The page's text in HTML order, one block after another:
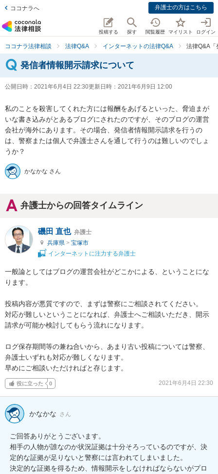
ココナラへ 弁護士の方はこちら
投稿する 探す 閲覧履歴 マイリスト ログイン
ココナラ法律相談 法律Q&A インターネットの法律Q&A 法律Q&A「
発信者情報開示請求について
公開日時： 2021年6月4日 22:30更新日時： 2021年6月9日 12:00
私のことを殺害してくれた方には報酬をあげるといった、脅迫まが
いな書き込みがとあるブログにされたのですが、そのブログの運営
会社が海外にあります。その場合、発信者情報開示請求を行うの
は、警察または個人で弁護士さんを通して行うのは難しいのでしょ
うか？
かなかな さん
弁護士からの回答タイムライン
磯田 直也 弁護士
兵庫県 > 宝塚市
インターネットに注力する弁護士
一般論としてはブログの運営会社がどこかによる、ということにな
ります。
投稿内容が悪質ですので、まずは警察にご相談されてください。
対応が難しいということになれば、弁護士へご相談いただき、開示
請求が可能か検討してもらう流れになります。
ログ保存期間等の兼ね合いから、あまり古い投稿については警察、
弁護士いずれも対応が難しくなります。
早めにご相談いただければと存じます。
役に立った 0 2021年6月4日 22:30
かなかな さん
ご回答ありがとうございます。
相手の人物が誰なのか状況証拠は十分そろっているのですが、決
定的な証拠が足りないと警察には言われてしまいました。
決定的な証拠を得るため、情報開示をしなければならないがプロ